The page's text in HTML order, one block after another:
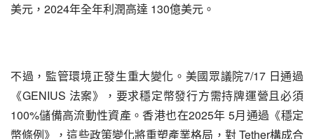
美元，2024年全年利潤高達 130億美元。
不過，監管環境正發生重大變化。美國眾議院7/17 日通過
《GENIUS 法案》，要求穩定幣發行方需持牌運營且必須
100%儲備高流動性資產。香港也在2025年 5月通過《穩定
幣條例》，這些政策變化將重塑產業格局，對 Tether構成合